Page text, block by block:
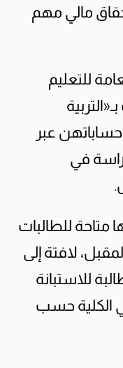
مالي مهم
للتعليم
عبر
في
متاحة للطالبات
5 سبتمبر المقبل، لافتة إلى
للاستبانة
الكلية حسب